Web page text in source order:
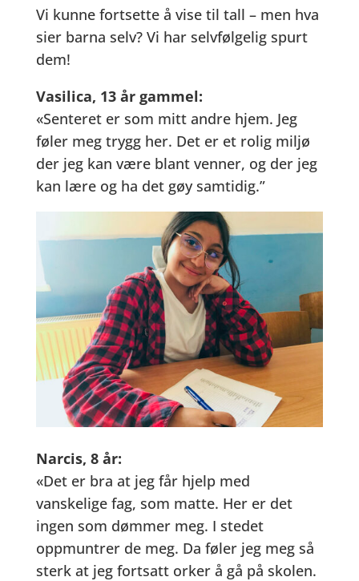
Vi kunne fortsette å vise til tall – men hva
sier barna selv? Vi har selvfølgelig spurt
dem!
Vasilica, 13 år gammel:
«Senteret er som mitt andre hjem. Jeg
føler meg trygg her. Det er et rolig miljø
der jeg kan være blant venner, og der jeg
kan lære og ha det gøy samtidig.”
Narcis, 8 år:
«Det er bra at jeg får hjelp med
vanskelige fag, som matte. Her er det
ingen som dømmer meg. I stedet
oppmuntrer de meg. Da føler jeg meg så
sterk at jeg fortsatt orker å gå på skolen.